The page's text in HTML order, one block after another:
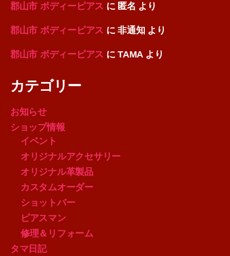
郡山市 ボディーピアス に 匿名 より
郡山市 ボディーピアス に非通知 より
郡山市 ボディーピアス にTAMA より
カテゴリー
お知らせ
ショップ情報
イベント
オリジナルアクセサリー
オリジナル革製品
カスタムオーダー
ショットバー
ピアスマン
修理＆リフォーム
タマ日記